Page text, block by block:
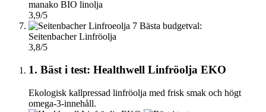
manako BIO linolja
3,9/5
7 Bästa budgetval:
Seitenbacher Linfröolja
3,8/5
1. Bäst i test: Healthwell Linfröolja EKO
Ekologisk kallpressad linfröolja med frisk smak och högt
omega-3-innehåll.